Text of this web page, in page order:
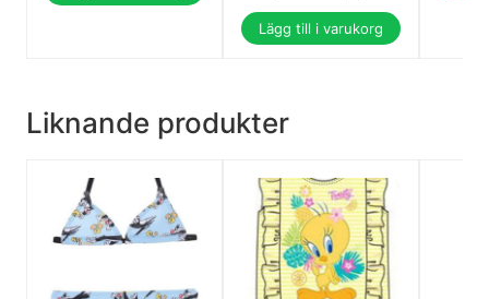
Lägg till i varukorg
Liknande produkter